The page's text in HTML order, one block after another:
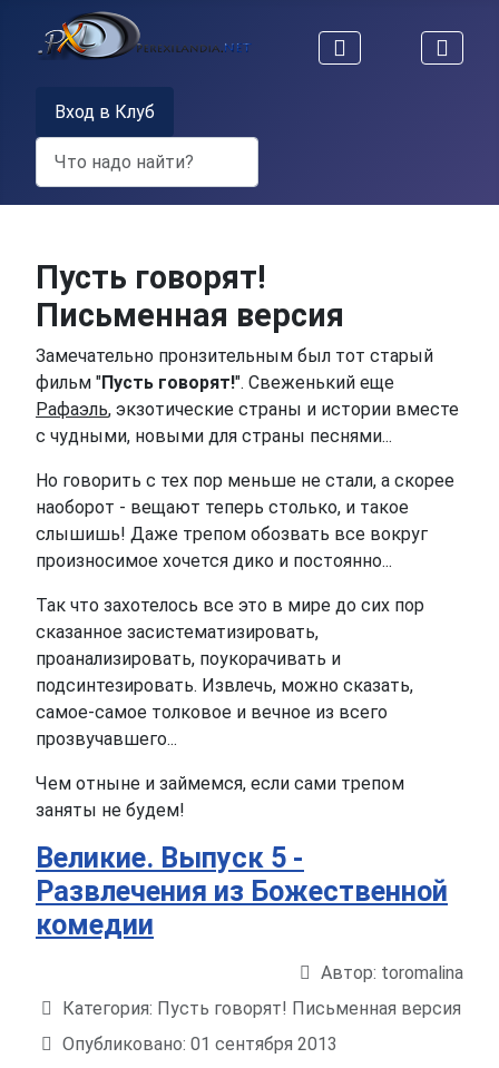
Вход в Клуб
Пусть говорят!
Письменная версия
Замечательно пронзительным был тот старый
фильм "Пусть говорят!". Свеженький еще
Рафаэль, экзотические страны и истории вместе
с чудными, новыми для страны песнями...
Но говорить с тех пор меньше не стали, а скорее
наоборот - вещают теперь столько, и такое
слышишь! Даже трепом обозвать все вокруг
произносимое хочется дико и постоянно...
Так что захотелось все это в мире до сих пор
сказанное засистематизировать,
проанализировать, поукорачивать и
подсинтезировать. Извлечь, можно сказать,
самое-самое толковое и вечное из всего
прозвучавшего...
Чем отныне и займемся, если сами трепом
заняты не будем!
Великие. Выпуск 5 -
Развлечения из Божественной
комедии
Автор: toromalina
Категория: Пусть говорят! Письменная версия
Опубликовано: 01 сентября 2013